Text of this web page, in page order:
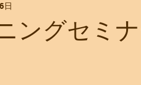
ングセミ
日